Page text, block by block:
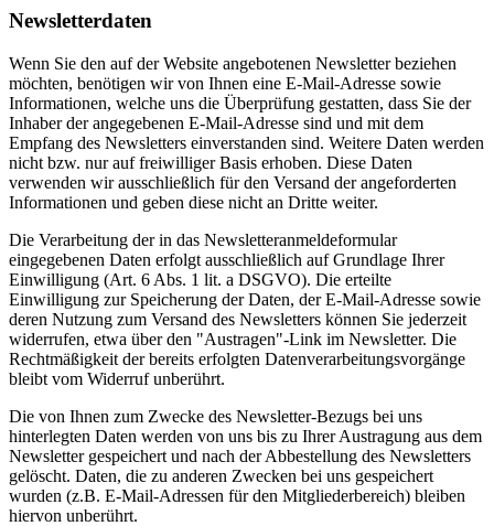
Newsletterdaten
Wenn Sie den auf der Website angebotenen Newsletter beziehen
möchten, benötigen wir von Ihnen eine E-Mail-Adresse sowie
Informationen, welche uns die Überprüfung gestatten, dass Sie der
Inhaber der angegebenen E-Mail-Adresse sind und mit dem
Empfang des Newsletters einverstanden sind. Weitere Daten werden
nicht bzw. nur auf freiwilliger Basis erhoben. Diese Daten
verwenden wir ausschließlich für den Versand der angeforderten
Informationen und geben diese nicht an Dritte weiter.
Die Verarbeitung der in das Newsletteranmeldeformular
eingegebenen Daten erfolgt ausschließlich auf Grundlage Ihrer
Einwilligung (Art. 6 Abs. 1 lit. a DSGVO). Die erteilte
Einwilligung zur Speicherung der Daten, der E-Mail-Adresse sowie
deren Nutzung zum Versand des Newsletters können Sie jederzeit
widerrufen, etwa über den "Austragen"-Link im Newsletter. Die
Rechtmäßigkeit der bereits erfolgten Datenverarbeitungsvorgänge
bleibt vom Widerruf unberührt.
Die von Ihnen zum Zwecke des Newsletter-Bezugs bei uns
hinterlegten Daten werden von uns bis zu Ihrer Austragung aus dem
Newsletter gespeichert und nach der Abbestellung des Newsletters
gelöscht. Daten, die zu anderen Zwecken bei uns gespeichert
wurden (z.B. E-Mail-Adressen für den Mitgliederbereich) bleiben
hiervon unberührt.